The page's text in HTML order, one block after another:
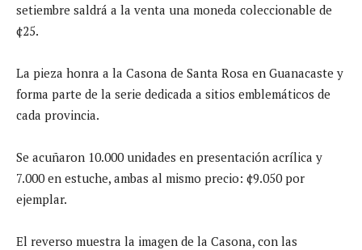
setiembre saldrá a la venta una moneda coleccionable de
¢25.
La pieza honra a la Casona de Santa Rosa en Guanacaste y
forma parte de la serie dedicada a sitios emblemáticos de
cada provincia.
Se acuñaron 10.000 unidades en presentación acrílica y
7.000 en estuche, ambas al mismo precio: ¢9.050 por
ejemplar.
El reverso muestra la imagen de la Casona, con las